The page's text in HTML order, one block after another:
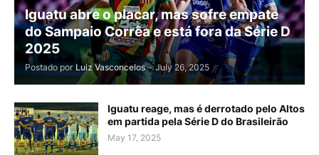
Iguatu abre o placar, mas sofre empate
do Sampaio Corrêa e está fora da Série D
2025
Postado por Luiz Vasconcelos - July 26, 2025
Iguatu reage, mas é derrotado pelo Altos
em partida pela Série D do Brasileirão
May 17, 2025